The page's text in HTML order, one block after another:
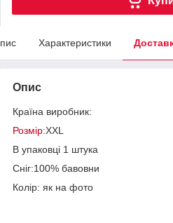
Характеристики
Опис
Країна виробник:
Розмір:XXL
В упаковці 1 штука
Сніг:100% бавовни
Колір: як на фото